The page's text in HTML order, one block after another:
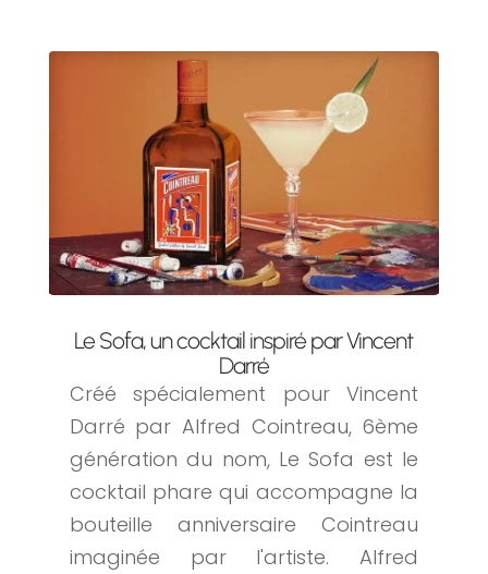
Le Sofa, un cocktail inspiré par Vincent
Darré
Créé spécialement pour Vincent
Darré par Alfred Cointreau, 6ème
génération du nom, Le Sofa est le
cocktail phare qui accompagne la
bouteille anniversaire Cointreau
imaginée par l'artiste. Alfred